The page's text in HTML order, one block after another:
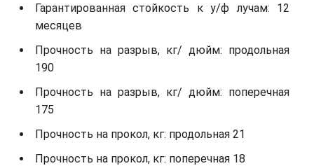
Гарантированная стойкость к у/ф лучам: 12
месяцев
Прочность на разрыв, кг/ дюйм: продольная
190
Прочность на разрыв, кг/ дюйм: поперечная
175
Прочность на прокол, кг: продольная 21
Прочность на прокол, кг: поперечная 18